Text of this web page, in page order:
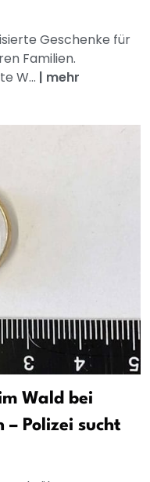
Geschenke für
Familien.
W... | mehr
Wald bei
– Polizei sucht